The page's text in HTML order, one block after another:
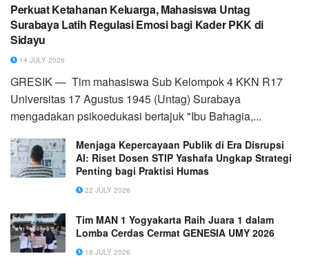
Perkuat Ketahanan Keluarga, Mahasiswa Untag
Surabaya Latih Regulasi Emosi bagi Kader PKK di
Sidayu
14 JULY 2026
GRESIK — Tim mahasiswa Sub Kelompok 4 KKN R17
Universitas 17 Agustus 1945 (Untag) Surabaya
mengadakan psikoedukasi bertajuk "Ibu Bahagia,...
Menjaga Kepercayaan Publik di Era Disrupsi
AI: Riset Dosen STIP Yashafa Ungkap Strategi
Penting bagi Praktisi Humas
22 JULY 2026
Tim MAN 1 Yogyakarta Raih Juara 1 dalam
Lomba Cerdas Cermat GENESIA UMY 2026
16 JULY 2026